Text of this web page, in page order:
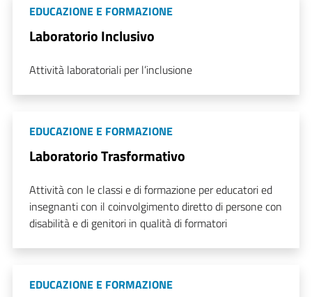
EDUCAZIONE E FORMAZIONE
Laboratorio Inclusivo
Attività laboratoriali per l’inclusione
EDUCAZIONE E FORMAZIONE
Laboratorio Trasformativo
Attività con le classi e di formazione per educatori ed
insegnanti con il coinvolgimento diretto di persone con
disabilità e di genitori in qualità di formatori
EDUCAZIONE E FORMAZIONE